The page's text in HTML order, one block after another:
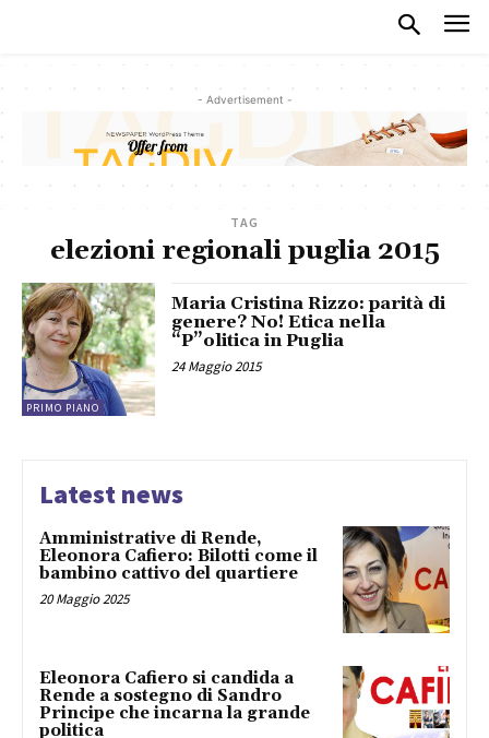
- Advertisement -
TAG
elezioni regionali puglia 2015
PRIMO PIANO
Maria Cristina Rizzo: parità di
genere? No! Etica nella
“P”olitica in Puglia
24 Maggio 2015
Latest news
Amministrative di Rende,
Eleonora Cafiero: Bilotti come il
bambino cattivo del quartiere
20 Maggio 2025
Eleonora Cafiero si candida a
Rende a sostegno di Sandro
Principe che incarna la grande
politica